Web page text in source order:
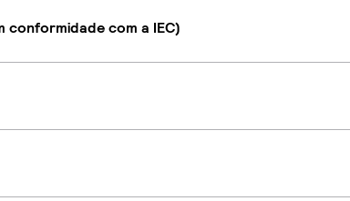
conformidade com a IEC)